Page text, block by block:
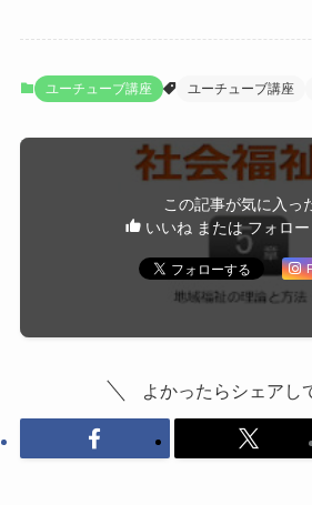
ユーチューブ講座 ユーチューブ講座
この記事が気に入っ
いいね または フォロー
よかったらシェアし